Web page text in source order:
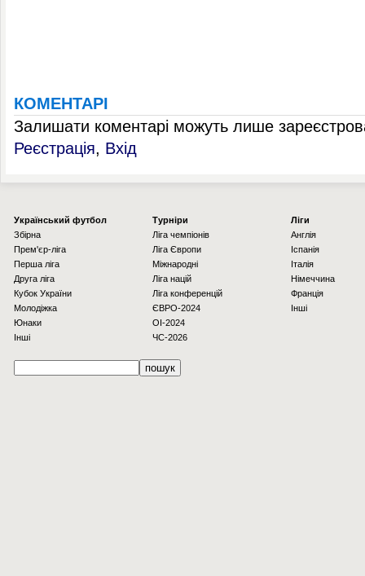
КОМЕНТАРІ
Залишати коментарі можуть лише
Реєстрація, Вхід
Українcький футбол
Збірна
Прем'єр-ліга
Перша ліга
Друга ліга
Кубок України
Молодіжка
Юнаки
Інші
Турніри
Ліга чемпіонів
Ліга Європи
Міжнародні
Ліга націй
Ліга конференцій
ЄВРО-2024
OI-2024
ЧС-2026
Ліги
Англія
Іспанія
Італія
Німеччина
Франція
Інші